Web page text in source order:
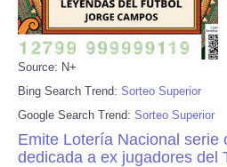
Source: N+
Bing Search Trend: Sorteo Superior
Google Search Trend: Sorteo Superior
Emite Lotería Nacional serie
dedicada a ex jugadores del